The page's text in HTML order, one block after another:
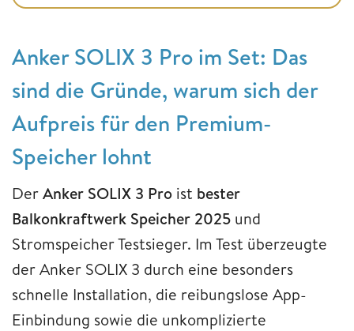
Anker SOLIX 3 Pro im Set: Das
sind die Gründe, warum sich der
Aufpreis für den Premium-
Speicher lohnt
DerAnker SOLIX 3 Pro ist bester
Balkonkraftwerk Speicher 2025 und
Stromspeicher Testsieger. Im Test überzeugte
der Anker SOLIX 3 durch eine besonders
schnelle Installation, die reibungslose App-
Einbindung sowie die unkomplizierte